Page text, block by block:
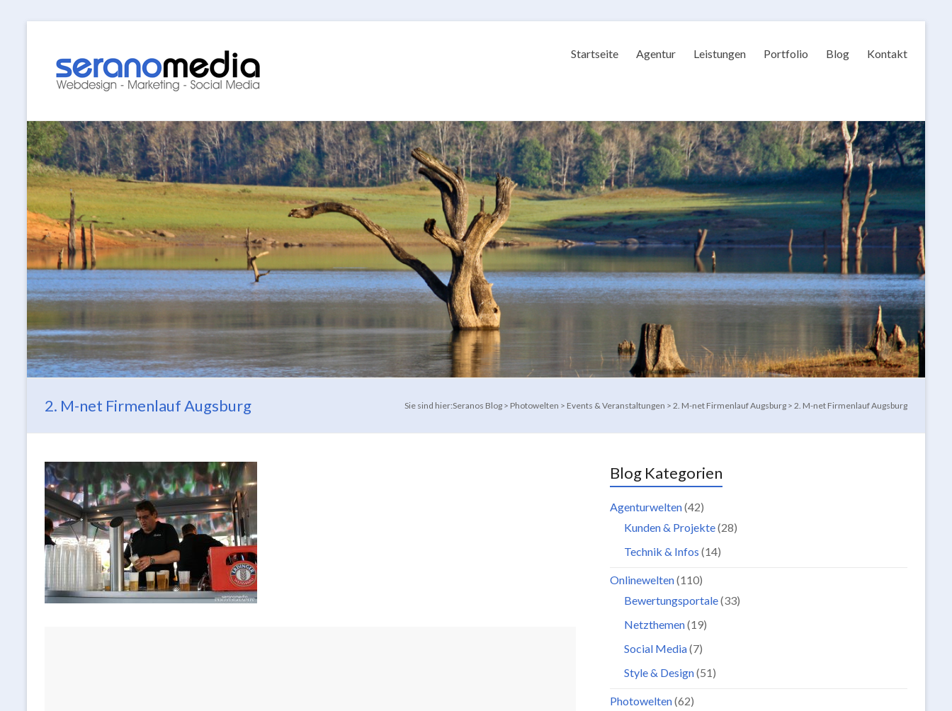
Startseite Agentur Leistungen Portfolio Blog Kontakt
2. M-net Firmenlauf Augsburg Sie sind hier:Seranos Blog > Photowelten > Events & Veranstaltungen > 2. M-net Firmenlauf Augsburg > 2. M-net Firmenlauf Augsburg
Blog Kategorien
Agenturwelten(42)
Kunden & Projekte(28)
Technik & Infos (14)
Onlinewelten(110)
Bewertungsportale(33)
Netzthemen(19)
Social Media(7)
Style & Design(51)
Photowelten(62)